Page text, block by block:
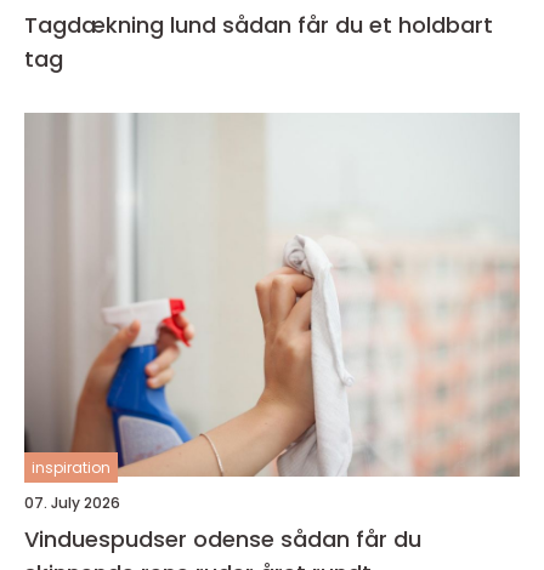
Tagdækning lund sådan får du et holdbart
tag
inspiration
07. July 2026
Vinduespudser odense sådan får du